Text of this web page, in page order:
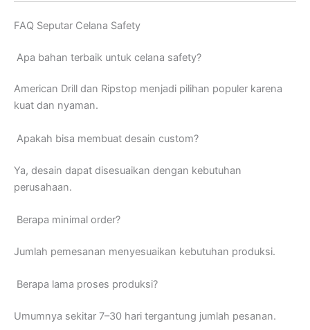
FAQ Seputar Celana Safety
Apa bahan terbaik untuk celana safety?
American Drill dan Ripstop menjadi pilihan populer karena
kuat dan nyaman.
Apakah bisa membuat desain custom?
Ya, desain dapat disesuaikan dengan kebutuhan
perusahaan.
Berapa minimal order?
Jumlah pemesanan menyesuaikan kebutuhan produksi.
Berapa lama proses produksi?
Umumnya sekitar 7–30 hari tergantung jumlah pesanan.